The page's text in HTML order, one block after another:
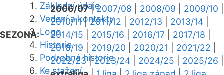
Základní údaje
Vedení a kontakty
Logo
Historie
Podrobná historie
Ke stažení
SEZONA:
2006/07|2007/08 2008/09 2009/10
2010/11|2011/12 2012/13 2013/14
2014/15
2015/16 2016/17 2017/18
2018/19
2019/20 2020/21 2021/22
2022/23|2023/24 2024/25 2025/26